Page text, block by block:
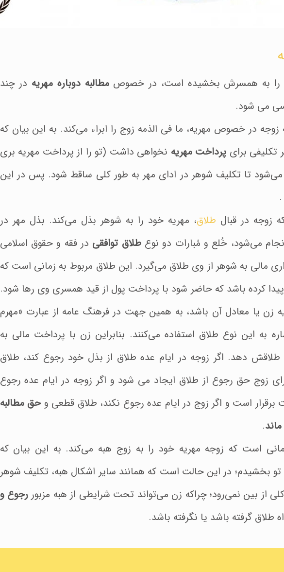
را به همسرش بخشیده است، در خصوصمطالبه دوباره مهریه در چند
می شود.
در خصوص مهریه، ما فی الذمه زوج را ابراء می‌کند. به این بیان که
تکلیفی برای پرداخت مهریه نخواهی داشت (تو را از پرداخت مهریه بری
تا تکلیف شوهر در ادای مهر به طور کلی ساقط شود. پس در این
.
زوجه در قبال طلاق، مهریه خود را به شوهر بذل می‌کند. بذل مهر در
می‌شود، خُلع و مُبارات دو نوعطلاق توافقی در فقه و حقوق اسلامی
مالی به شوهر از وی طلاق می‌گیرد. این طلاق مربوط به زمانی است که
کرده باشد که حاضر شود با پرداخت پول از قید همسری وی رها شود.
زن یا معادل آن باشد، به همین جهت در فرهنگ عامه از عبارت «مهرم
به این نوع طلاق استفاده می‌کنند. بنابراین زن با پرداخت مالی به
طلاقش دهد. اگر زوجه در ایام عده طلاق از بذل خود رجوع کند، طلاق
زوج حق رجوع از طلاق ایجاد می شود و اگر زوجه در ایام عده رجوع
برقرار است و اگر زوج در ایام عده رجوع نکند، طلاق قطعی وحق مطالبه
.
است که زوجه مهریه خود را به زوج هبه می‌کند. به این بیان که
بخشیدم؛ در این حالت است که همانند سایر اشکال هبه، تکلیف شوهر
از بین نمی‌رود؛ چراکه زن می‌تواند تحت شرایطی از هبه مزبور رجوع و
طلاق گرفته باشد یا نگرفته باشد.